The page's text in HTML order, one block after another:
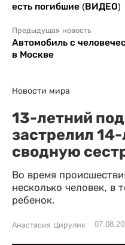
есть погибшие (ВИДЕО)
Предыдущая новость
Автомобиль с
в Москве
Новости мира
13-летний
застрелил
сводную
Во время
несколько человек, в
ребенок.
Анастасия Цирулик